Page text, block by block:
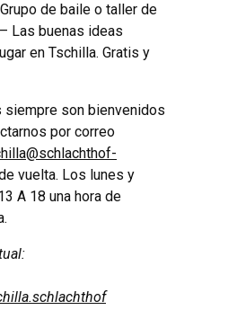
de baile o taller de
Las buenas ideas
en Tschilla. Gratis y
siempre son bienvenidos
por correo
vuelta. Los lunes y
A 18 una hora de